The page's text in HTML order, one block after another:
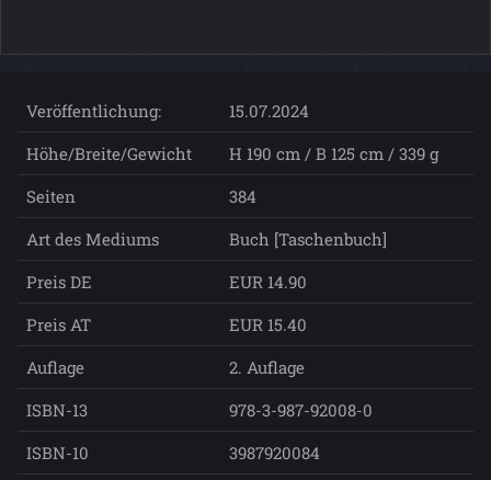
Veröffentlichung:
15.07.2024
Höhe/Breite/Gewicht
H 190 cm / B 125 cm / 339 g
Seiten
384
Art des Mediums
Buch [Taschenbuch]
Preis DE
EUR 14.90
Preis AT
EUR 15.40
Auflage
2. Auflage
ISBN-13
978-3-987-92008-0
ISBN-10
3987920084